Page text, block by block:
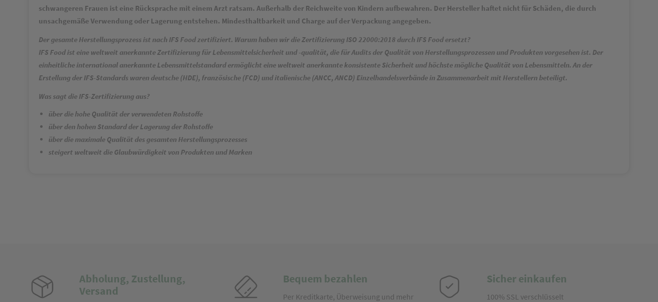
schwangeren Frauen ist eine Rücksprache mit einem Arzt ratsam. Außerhalb der Reichweite von Kindern aufbewahren. Der Hersteller haftet nicht für Schäden, die durch
unsachgemäße Verwendung oder Lagerung entstehen. Mindesthaltbarkeit und Charge auf der Verpackung angegeben.
Der gesamte Herstellungsprozess ist nach IFS Food zertifiziert. Warum haben wir die Zertifizierung ISO 22000:2018 durch IFS Food ersetzt?
IFS Food ist eine weltweit anerkannte Zertifizierung für Lebensmittelsicherheit und -qualität, die für Audits der Qualität von Herstellungsprozessen und Produkten vorgesehen ist. Der
einheitliche international anerkannte Lebensmittelstandard ermöglicht eine weltweit anerkannte konsistente Sicherheit und höchste mögliche Qualität von Lebensmitteln. An der
Erstellung der IFS-Standards waren deutsche (HDE), französische (FCD) und italienische (ANCC, ANCD) Einzelhandelsverbände in Zusammenarbeit mit Herstellern beteiligt.
Was sagt die IFS-Zertifizierung aus?
über die hohe Qualität der verwendeten Rohstoffe
über den hohen Standard der Lagerung der Rohstoffe
über die maximale Qualität des gesamten Herstellungsprozesses
steigert weltweit die Glaubwürdigkeit von Produkten und Marken
Abholung, Zustellung,
Versand
Bequem bezahlen
Per Kreditkarte, Überweisung und mehr
Sicher einkaufen
100% SSL verschlüsselt